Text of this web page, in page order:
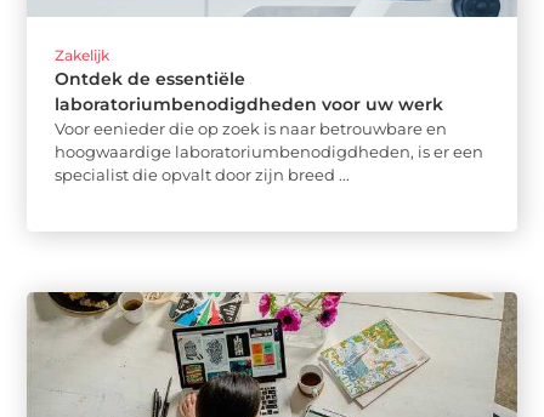
Zakelijk
Ontdek de essentiële
laboratoriumbenodigdheden voor uw werk
Voor eenieder die op zoek is naar betrouwbare en
hoogwaardige laboratoriumbenodigdheden, is er een
specialist die opvalt door zijn breed ...